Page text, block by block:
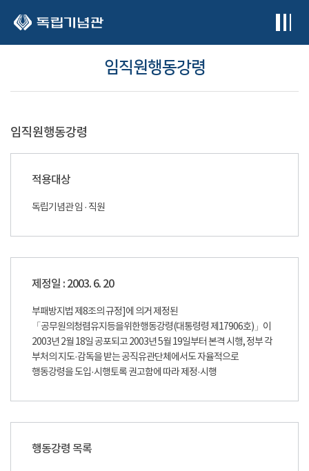
임직원행동강령
임직원행동강령
적용대상
독립기념관 임 · 직원
제정일 : 2003. 6. 20
부패방지법 제8조의 규정]에 의거 제정된
「공무원의청렴유지등을위한행동강령(대통령령 제17906호)」이
2003년 2월 18일 공포되고 2003년 5월 19일부터 본격 시행, 정부 각
부처의 지도·감독을 받는 공직유관단체에서도 자율적으로
행동강령을 도입·시행토록 권고함에 따라 제정·시행
행동강령 목록